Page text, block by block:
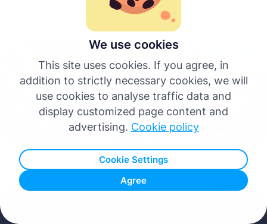
We use cookies
This site uses cookies. If you agree, in
addition to strictly necessary cookies, we will
use cookies to analyse traffic data and
display customized page content and
advertising. Cookie policy
Cookie Settings
Agree
Français
Italiano
Опубліковано: 22.04.2025